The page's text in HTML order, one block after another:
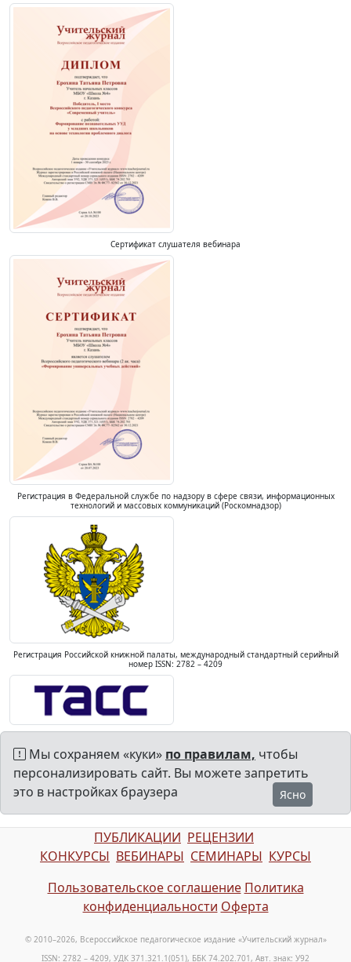
Сертификат слушателя вебинара
Регистрация в Федеральной службе по надзору в сфере связи, информационных
технологий и массовых коммуникаций (Роскомнадзор)
Регистрация Российской книжной палаты, международный стандартный серийный
номер ISSN: 2782 – 4209
Мы сохраняем «куки» по правилам, чтобы
персонализировать сайт. Вы можете запретить
это в настройках браузера
Ясно
ПУБЛИКАЦИИ РЕЦЕНЗИИ
КОНКУРСЫ ВЕБИНАРЫ СЕМИНАРЫ КУРСЫ
Пользовательское соглашение Политика
конфиденциальности Оферта
© 2010–2026, Всероссийское педагогическое издание «Учительский журнал»
ISSN: 2782 – 4209, УДК 371.321.1(051), ББК 74.202.701, Авт. знак: У92